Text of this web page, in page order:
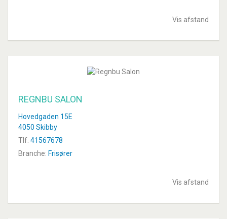
Vis afstand
REGNBU SALON
Hovedgaden 15E
4050 Skibby
Tlf. 41567678
Branche: Frisører
Vis afstand